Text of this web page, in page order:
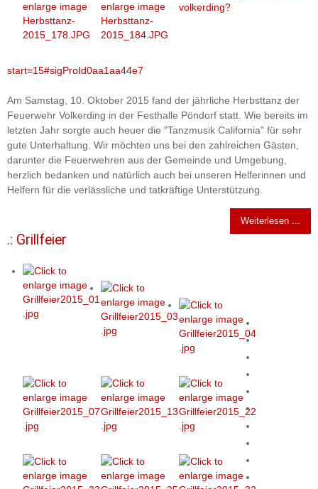
volkerding?
start=15#sigProId0aa1aa44e7
Am Samstag, 10. Oktober 2015 fand der jährliche Herbsttanz der
Feuerwehr Volkerding in der Festhalle Pöndorf statt. Wie bereits im
letzten Jahr sorgte auch heuer die "Tanzmusik California" für sehr
gute Unterhaltung. Wir möchten uns bei den zahlreichen Gästen,
darunter die Feuerwehren aus der Gemeinde und Umgebung,
herzlich bedanken und natürlich auch bei unseren Helferinnen und
Helfern für die verlässliche und tatkräftige Unterstützung.
Weiterlesen ...
.: Grillfeier